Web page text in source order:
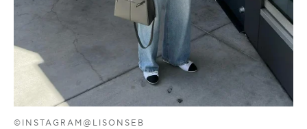
©INSTAGRAM@LISONSEB